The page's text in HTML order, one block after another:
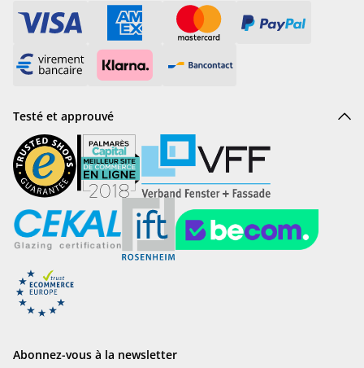
Testé et approuvé
Abonnez-vous à la newsletter